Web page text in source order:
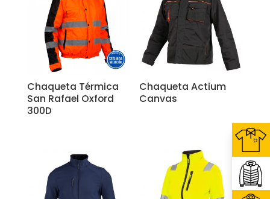
Chaqueta Térmica
San Rafael Oxford
300D
Chaqueta Actium
Canvas